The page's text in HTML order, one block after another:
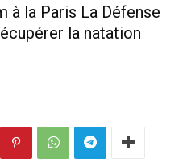
à la Paris La Défense
la natation